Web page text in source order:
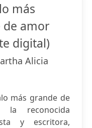
más
de amor
digital)
Alicia
más grande de
reconocida
y escritora,